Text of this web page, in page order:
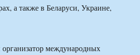
а также в Беларуси, Украине,
международных